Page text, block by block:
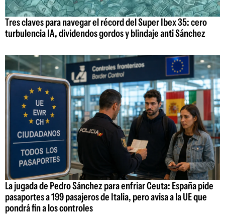
Tres claves para navegar el récord del Super Ibex 35: cero
turbulencia IA, dividendos gordos y blindaje anti Sánchez
La jugada de Pedro Sánchez para enfriar Ceuta: España pide
pasaportes a 199 pasajeros de Italia, pero avisa a la UE que
pondrá fin a los controles